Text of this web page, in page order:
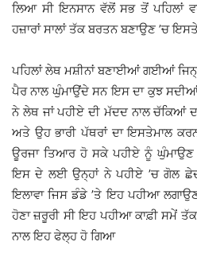
ਲਿਆ ਸੀ ਇਨਸਾਨ ਵੱਲੋਂ ਸਭ ਤੋਂ ਪਹਿਲਾਂ
ਹਜ਼ਾਰਾਂ ਸਾਲਾਂ ਤੱਕ ਬਰਤਨ ਬਣਾਉਣ ’ਚ
ਪਹਿਲਾਂ ਲੇਥ ਮਸ਼ੀਨਾਂ ਬਣਾਈਆਂ ਗਈਆਂ
ਪੈਰ ਨਾਲ ਘੁੰਮਾਉਂਦੇ ਸਨ ਇਸ ਦਾ ਕੁਝ
ਨੇ ਲੇਥ ਜਾਂ ਪਹੀਏ ਦੀ ਮੱਦਦ ਨਾਲ ਚੱਕਿਆਂ
ਅਤੇ ਉਹ ਭਾਰੀ ਪੱਥਰਾਂ ਦਾ ਇਸਤੇਮਾਲ
ਊਰਜਾ ਤਿਆਰ ਹੋ ਸਕੇ ਪਹੀਏ ਨੂੰ
ਇਸ ਦੇ ਲਈ ਉਨ੍ਹਾਂ ਨੇ ਪਹੀਏ ’ਚ ਗੋਲ
ਇਲਾਵਾ ਜਿਸ ਡੰਡੇ ’ਤੇ ਇਹ ਪਹੀਆ
ਹੋਣਾ ਜ਼ਰੂਰੀ ਸੀ ਇਹ ਪਹੀਆ ਕਾਫ਼ੀ ਸਮੇਂ
ਨਾਲ ਇਹ ਫੇਲ੍ਹ ਹੋ ਗਿਆ